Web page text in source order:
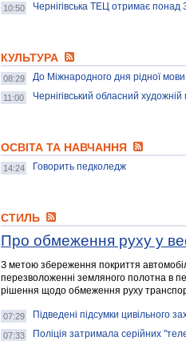
10:50 Чернігівська ТЕЦ отримає понад
КУЛЬТУРА
08:29 До Міжнародного дня рідної мови
11:00 Чернігівський обласний художній
ОСВІТА ТА НАВЧАННЯ
14:24 Говорить педколедж
СТИЛЬ
Про обмеження руху у
З метою збереження покриття
перезволоженні земляного полотна в
рішення щодо обмеження руху
07:29 Підведені підсумки цивільного
07:33 Поліція затримала серійних